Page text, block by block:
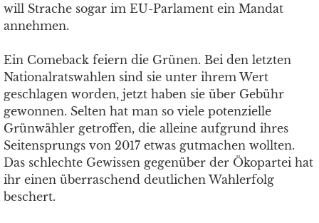
will Strache sogar im EU-Parlament ein Mandat
annehmen.
Ein Comeback feiern die Grünen. Bei den letzten
Nationalratswahlen sind sie unter ihrem Wert
geschlagen worden, jetzt haben sie über Gebühr
gewonnen. Selten hat man so viele potenzielle
Grünwähler getroffen, die alleine aufgrund ihres
Seitensprungs von 2017 etwas gutmachen wollten.
Das schlechte Gewissen gegenüber der Ökopartei hat
ihr einen überraschend deutlichen Wahlerfolg
beschert.